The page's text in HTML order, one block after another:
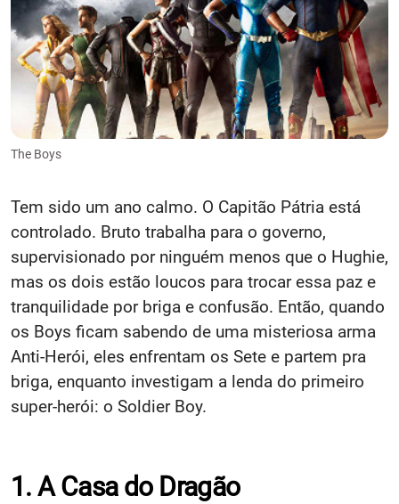
The Boys
Tem sido um ano calmo. O Capitão Pátria está
controlado. Bruto trabalha para o governo,
supervisionado por ninguém menos que o Hughie,
mas os dois estão loucos para trocar essa paz e
tranquilidade por briga e confusão. Então, quando
os Boys ficam sabendo de uma misteriosa arma
Anti-Herói, eles enfrentam os Sete e partem pra
briga, enquanto investigam a lenda do primeiro
super-herói: o Soldier Boy.
1. A Casa do Dragão